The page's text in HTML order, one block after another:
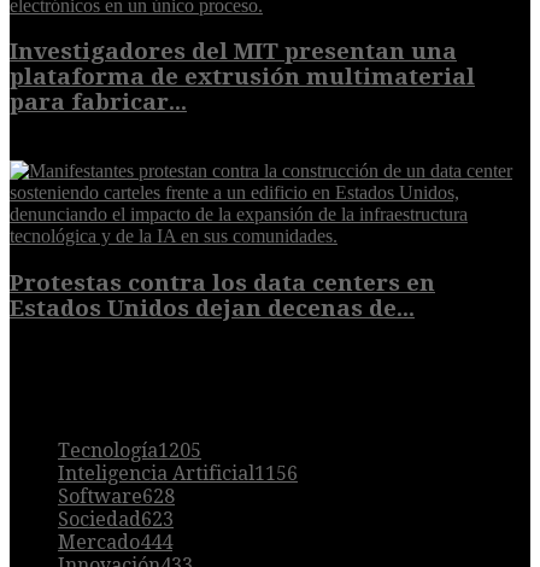
Investigadores del MIT presentan una
plataforma de extrusión multimaterial
para fabricar...
Protestas contra los data centers en
Estados Unidos dejan decenas de...
Tecnología1205
Inteligencia Artificial1156
Software628
Sociedad623
Mercado444